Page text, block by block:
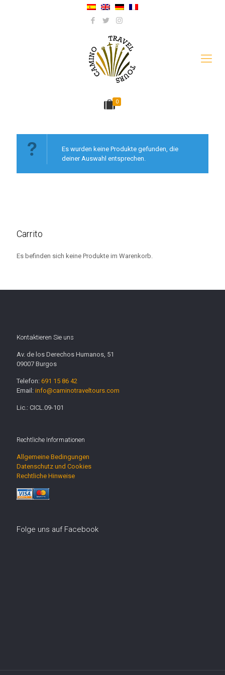
0
Es wurden keine Produkte gefunden, die
deiner Auswahl entsprechen.
Carrito
Es befinden sich keine Produkte im Warenkorb.
Kontaktieren Sie uns
Av. de los Derechos Humanos, 51
09007 Burgos
Telefon: 691 15 86 42
Email: info@caminotraveltours.com
Lic.: CICL.09-101
Rechtliche Informationen
Allgemeine Bedingungen
Datenschutz und Cookies
Rechtliche Hinweise
Folge uns auf Facebook